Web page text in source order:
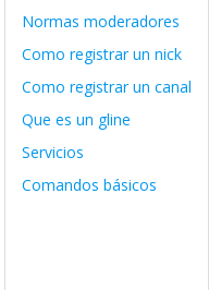
Normas moderadores
Como registrar un nick
Como registrar un canal
Que es un gline
Servicios
Comandos básicos